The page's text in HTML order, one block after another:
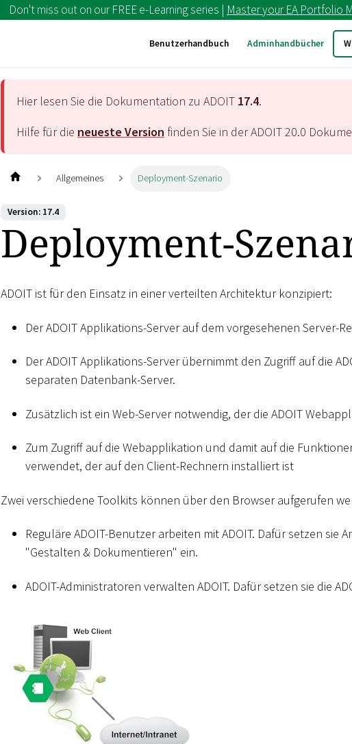
Don't miss out on our FREE e-Learning series | Master your EA Portfolio
Benutzerhandbuch Adminhandbücher
Hier lesen Sie die Dokumentation zu ADOIT 17.4.
Hilfe für die neueste Version finden Sie in der ADOIT20.0
Allgemeines Deployment-Szenario
Version: 17.4
Deployment-
ADOIT ist für den Einsatz in einer verteilten Architektur konzipiert:
Der ADOIT Applikations-Server auf dem vorgesehenen Server-
Der ADOIT Applikations-Server übernimmt den Zugriff auf die
separaten Datenbank-Server.
Zusätzlich ist ein Web-Server notwendig, der die ADOIT
Zum Zugriff auf die Webapplikation und damit auf die
verwendet, der auf den Client-Rechnern installiert ist
Zwei verschiedene Toolkits können über den Browser aufgerufen
Reguläre ADOIT-Benutzer arbeiten mit ADOIT. Dafür setzen sie
"Gestalten & Dokumentieren" ein.
ADOIT-Administratoren verwalten ADOIT. Dafür setzen sie die